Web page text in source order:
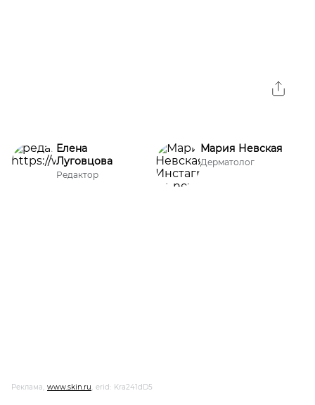
Елена
Луговцова
Редактор
Мария Невская
Дерматолог
Реклама, www.skin.ru, erid: Kra241dD5